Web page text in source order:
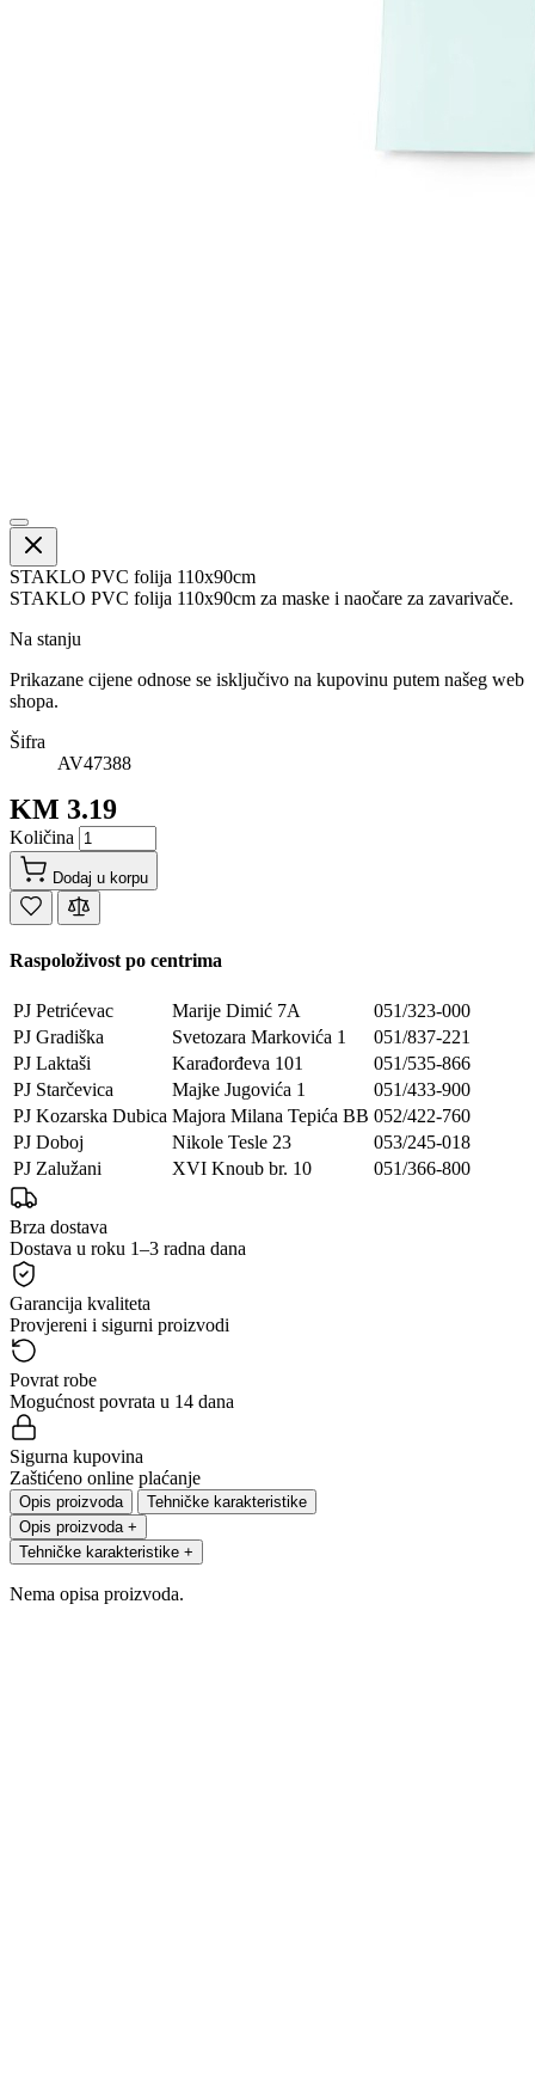
STAKLO PVC folija 110x90cm
STAKLO PVC folija 110x90cm za maske i naočare za zavarivače.
Na stanju
Prikazane cijene odnose se isključivo na kupovinu putem našeg web
shopa.
Šifra
AV47388
KM 3.19
Količina
Dodaj u korpu
Raspoloživost po centrima
PJ Petrićevac Marije Dimić 7A
051/323-000
PJ Gradiška
Svetozara Markovića 1
051/837-221
PJ Laktaši
Karađorđeva 101
051/535-866
PJ Starčevica
Majke Jugovića 1
051/433-900
PJ Kozarska Dubica Majora Milana Tepića BB 052/422-760
PJ Doboj
Nikole Tesle 23
053/245-018
PJ Zalužani
XVI Knoub br. 10 051/366-800
Brza dostava
Dostava u roku 1–3 radna dana
Garancija kvaliteta
Provjereni i sigurni proizvodi
Povrat robe
Mogućnost povrata u 14 dana
Sigurna kupovina
Zaštićeno online plaćanje
Opis proizvoda
Tehničke karakteristike
Opis proizvoda +
Tehničke karakteristike +
Nema opisa proizvoda.